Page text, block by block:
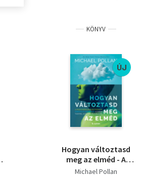
KÖNYV
ÚJ
Hogyan változtasd
meg az elméd - A
pszichedelikus
Michael Pollan